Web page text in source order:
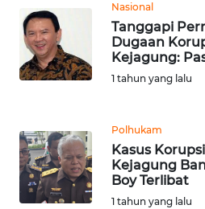
Nasional
Tanggapi
Dugaan
Kejagung:
1 tahun yang lalu
Polhukam
Kasus
Kejagung
Boy Terlibat
1 tahun yang lalu
SULUT
WN
MALUKU
MALUT
WN
DAIRI